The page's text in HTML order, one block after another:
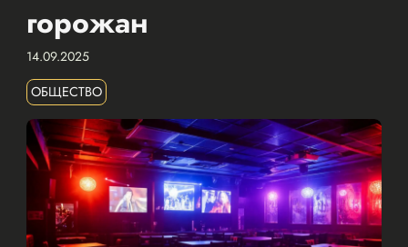
горожан
14.09.2025
ОБЩЕСТВО